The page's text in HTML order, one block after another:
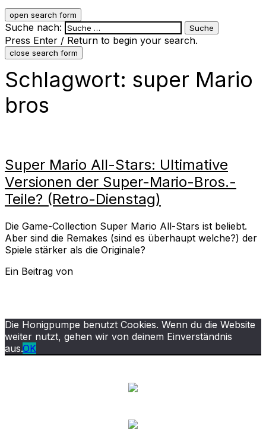
open search form
Suche nach:
Press Enter / Return to begin your search.
close search form
Schlagwort: super Mario
bros
Super Mario All-Stars: Ultimative
Versionen der Super-Mario-Bros.-
Teile? (Retro-Dienstag)
Die Game-Collection Super Mario All-Stars ist beliebt.
Aber sind die Remakes (sind es überhaupt welche?) der
Spiele stärker als die Originale?
Ein Beitrag von
Die Honigpumpe benutzt Cookies. Wenn du die Website
weiter nutzt, gehen wir von deinem Einverständnis
aus.OK